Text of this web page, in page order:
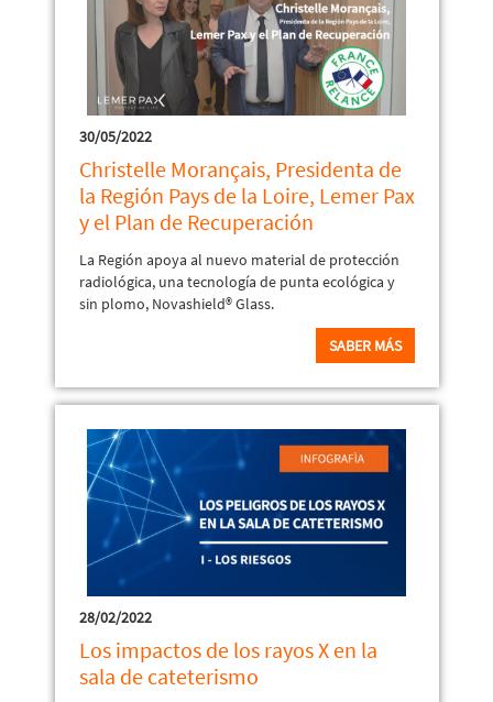
30/05/2022
Christelle Morançais, Presidenta de
la Región Pays de la Loire, Lemer Pax
y el Plan de Recuperación
La Región apoya al nuevo material de protección
radiológica, una tecnología de punta ecológica y
sin plomo, Novashield® Glass.
SABER MÁS
28/02/2022
Los impactos de los rayos X en la
sala de cateterismo